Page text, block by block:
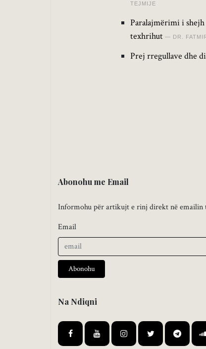
TEJMIJE
Paralajmërimi i
texhrihut
DR.
Prej rregullave dhe
Abonohu me Email
Informohu për artikujt e rinj direkt në emailin
Email
Abonohu
Na Ndiqni